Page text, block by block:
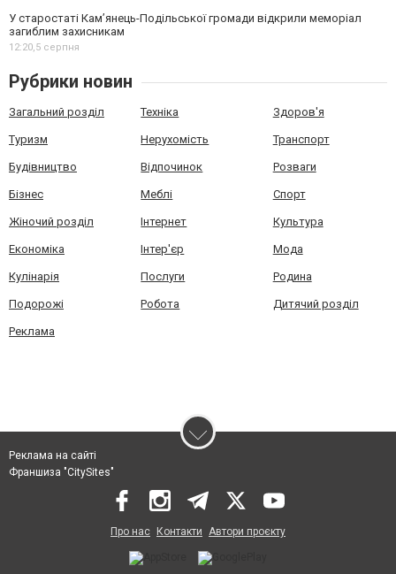
У старостаті Кам’янець-Подільської громади відкрили меморіал
загиблим захисникам
12:20,5 серпня
Рубрики новин
Загальний розділ Техніка Здоров'я
Туризм Нерухомість Транспорт
Будівництво Відпочинок Розваги
Бізнес Меблі Спорт
Жіночий розділ Інтернет Культура
Економіка Інтер'єр Мода
Кулінарія Послуги Родина
Подорожі Робота Дитячий розділ
Реклама
Реклама на сайті
Франшиза "CitySites"
Про нас Контакти Автори проєкту